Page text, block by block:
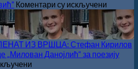
Коментари су искључени
У
Сали
СКЗ
одржано
свечано
ИЗ ВРШЦА: Стефан Кирилов
„Милован Данојлић“ за поезију